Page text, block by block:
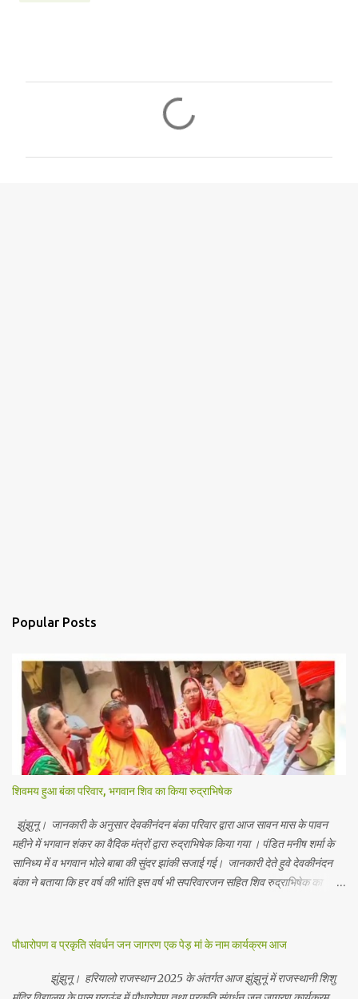
Popular Posts
शिवमय हुआ बंका परिवार, भगवान शिव का किया रुद्राभिषेक
झुंझुनू। जानकारी के अनुसार देवकीनंदन बंका परिवार द्वारा आज सावन मास के पावन
महीने में भगवान शंकर का वैदिक मंत्रों द्वारा रुद्राभिषेक किया गया । पंडित मनीष शर्मा के
सानिध्य में व भगवान भोले बाबा की सुंदर झांकी सजाई गई। जानकारी देते हुवे देवकीनंदन
बंका ने बताया कि हर वर्ष की भांति इस वर्ष भी सपरिवारजन सहित शिव रुद्राभिषेक का
भाविक, लाडो, मीना, रेनू, निर्मला, दीक्षा, मनीषा आदि सभी परिवार जन उपस्थित रहे।
guarantee the information is 100% accurate
पौधारोपण व प्रकृति संवर्धन जन जागरण एक पेड़ मां के नाम कार्यक्रम आज
झुंझुनू। हरियालो राजस्थान 2025 के अंतर्गत आज झुंझुनूं में राजस्थानी शिशु